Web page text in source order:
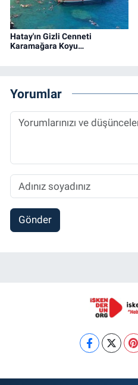
Hatay'ın Gizli Cenneti
Karamağara Koyu…
Yorumlar
Gönder